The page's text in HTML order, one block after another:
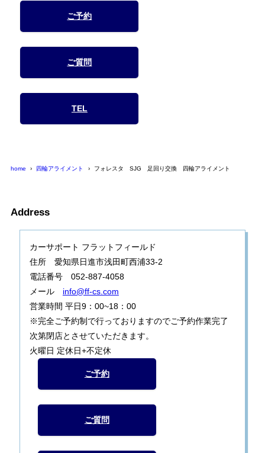
ご予約
ご質問
TEL
home 四輪アライメント フォレスタ SJG 足回り交換 四輪アライメント
Address
カーサポート フラットフィールド
住所 愛知県日進市浅田町西浦33-2
電話番号 052-887-4058
メール info@ff-cs.com
営業時間 平日9：00~18：00
※完全ご予約制で行っておりますのでご予約作業完了
次第閉店とさせていただきます。
火曜日 定休日+不定休
ご予約
ご質問